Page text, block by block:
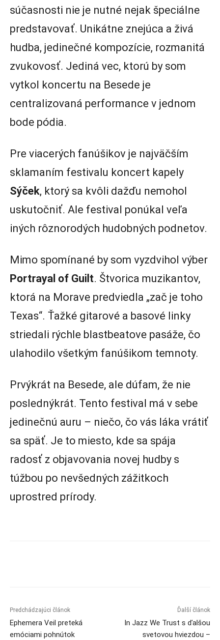
súčasnosti nie je nutné nejak špeciálne
predstavovať. Unikátne znejúca a živá
hudba, jedinečné kompozície, rozmanitá
zvukovosť. Jediná vec, ktorú by som
vytkol koncertu na Besede je
centralizovaná performance v jednom
bode pódia.
Pre viacerých fanúšikov je najväčším
sklamaním festivalu koncert kapely
Sýček, ktorý sa kvôli dažďu nemohol
uskutočniť. Ale festival ponúkal veľa
iných rôznorodých hudobných podnetov.
Mimo spomínané by som vyzdvihol výber
Portrayal of Guilt. Štvorica muzikantov,
ktorá na Morave predviedla „zač je toho
Texas“. Ťažké gitarové a basové linky
striedali rýchle blastbeatove pasáže, čo
ulahodilo všetkým fanúšikom temnoty.
Prvýkrát na Besede, ale dúfam, že nie
poslednýkrát. Tento festival má v sebe
jedinečnú auru – niečo, čo vás láka vrátiť
sa späť. Je to miesto, kde sa spája
radosť z objavovania novej hudby s
túžbou po nevšedných zážitkoch
uprostred prírody.
Predchádzajúci článok
Ephemera Veil preteká
emóciami pohnútok
Ďalší článok
In Jazz We Trust s ďalšou
svetovou hviezdou –